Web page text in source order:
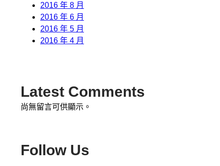
2016 年 8 月
2016 年 6 月
2016 年 5 月
2016 年 4 月
Latest Comments
尚無留言可供顯示。
Follow Us